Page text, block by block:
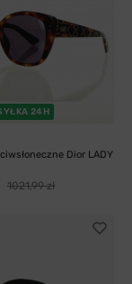
24H
Dior LADY
1021,99 zł